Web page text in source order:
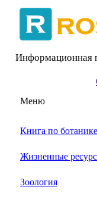
Информационная
Меню
Книга по ботанике
Жизненные
Зоология